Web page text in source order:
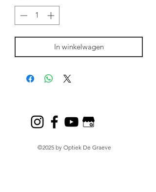
In winkelwagen
©2025 by Optiek De Graeve